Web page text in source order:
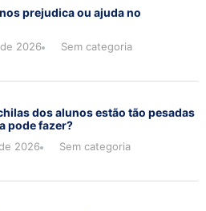
prejudica ou ajuda no
2026 Sem categoria
dos alunos estão tão pesadas
pode fazer?
2026 Sem categoria